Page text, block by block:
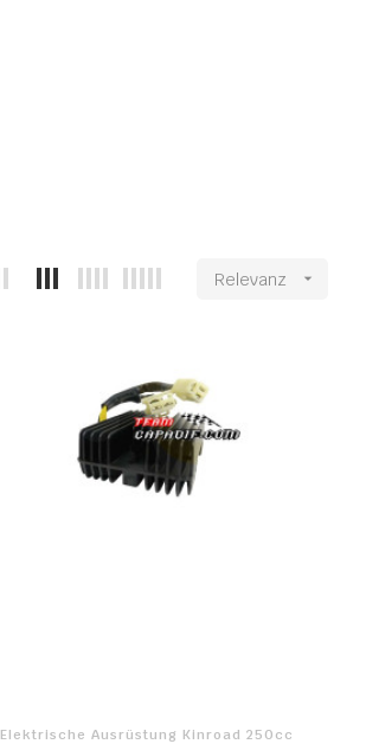
Relevanz 
Elektrische Ausrüstung Kinroad 250cc